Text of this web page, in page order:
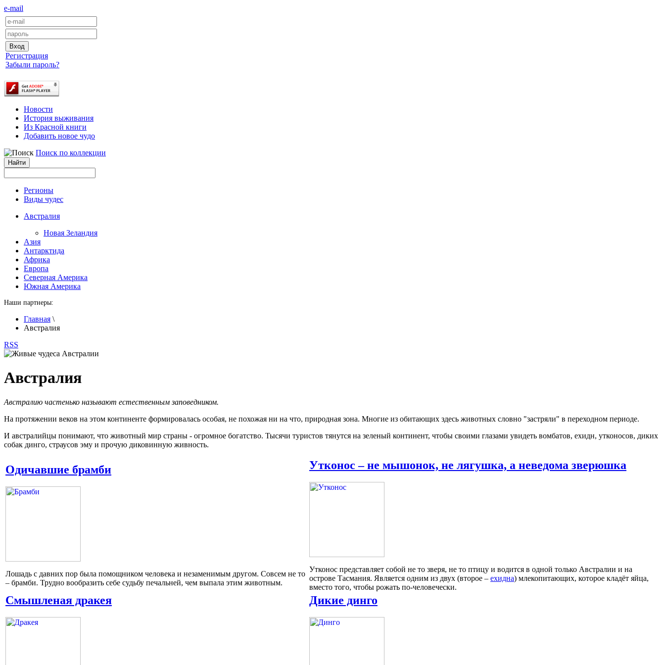
e-mail
Регистрация
Забыли пароль?
Новости
История выживания
Из Красной книги
Добавить новое чудо
Поиск по коллекции
Регионы
Виды чудес
Австралия
Новая Зеландия
Азия
Антарктида
Африка
Европа
Северная Америка
Южная Америка
Наши партнеры:
Главная \
Австралия
RSS
Австралия
Австралию частенько называют естественным заповедником.
На протяжении веков на этом континенте формировалась особая, не похожая ни на что, природная зона. Многие из обитающих здесь животных словно "застряли" в переходном периоде.
И австралийцы понимают, что животный мир страны - огромное богатство. Тысячи туристов тянутся на зеленый континент, чтобы своими глазами увидеть вомбатов, ехидн, утконосов, диких
собак динго, страусов эму и прочую диковинную живность.
Одичавшие брамби
Лошадь с давних пор была помощником человека и незаменимым другом. Совсем не то
– брамби. Трудно вообразить себе судьбу печальней, чем выпала этим животным.
Утконос – не мышонок, не лягушка, а неведома зверюшка
Утконос представляет собой не то зверя, не то птицу и водится в одной только Австралии и на
острове Тасмания. Является одним из двух (второе – ехидна) млекопитающих, которое кладёт яйца,
вместо того, чтобы рожать по-человечески.
Смышленая дракея Дикие динго